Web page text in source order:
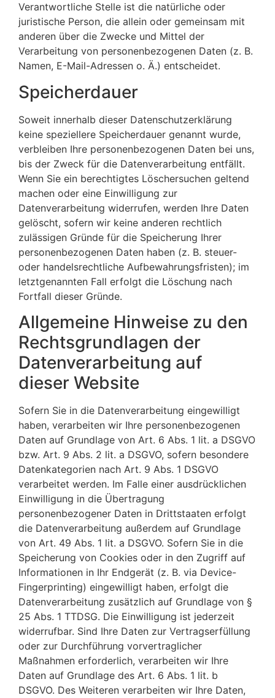
Verantwortliche Stelle ist die natürliche oder
juristische Person, die allein oder gemeinsam mit
anderen über die Zwecke und Mittel der
Verarbeitung von personenbezogenen Daten (z. B.
Namen, E-Mail-Adressen o. Ä.) entscheidet.
Speicherdauer
Soweit innerhalb dieser Datenschutzerklärung
keine speziellere Speicherdauer genannt wurde,
verbleiben Ihre personenbezogenen Daten bei uns,
bis der Zweck für die Datenverarbeitung entfällt.
Wenn Sie ein berechtigtes Löschersuchen geltend
machen oder eine Einwilligung zur
Datenverarbeitung widerrufen, werden Ihre Daten
gelöscht, sofern wir keine anderen rechtlich
zulässigen Gründe für die Speicherung Ihrer
personenbezogenen Daten haben (z. B. steuer-
oder handelsrechtliche Aufbewahrungsfristen); im
letztgenannten Fall erfolgt die Löschung nach
Fortfall dieser Gründe.
Allgemeine Hinweise zu den
Rechtsgrundlagen der
Datenverarbeitung auf
dieser Website
Sofern Sie in die Datenverarbeitung eingewilligt
haben, verarbeiten wir Ihre personenbezogenen
Daten auf Grundlage von Art. 6 Abs. 1 lit. a DSGVO
bzw. Art. 9 Abs. 2 lit. a DSGVO, sofern besondere
Datenkategorien nach Art. 9 Abs. 1 DSGVO
verarbeitet werden. Im Falle einer ausdrücklichen
Einwilligung in die Übertragung
personenbezogener Daten in Drittstaaten erfolgt
die Datenverarbeitung außerdem auf Grundlage
von Art. 49 Abs. 1 lit. a DSGVO. Sofern Sie in die
Speicherung von Cookies oder in den Zugriff auf
Informationen in Ihr Endgerät (z. B. via Device-
Fingerprinting) eingewilligt haben, erfolgt die
Datenverarbeitung zusätzlich auf Grundlage von §
25 Abs. 1 TTDSG. Die Einwilligung ist jederzeit
widerrufbar. Sind Ihre Daten zur Vertragserfüllung
oder zur Durchführung vorvertraglicher
Maßnahmen erforderlich, verarbeiten wir Ihre
Daten auf Grundlage des Art. 6 Abs. 1 lit. b
DSGVO. Des Weiteren verarbeiten wir Ihre Daten,